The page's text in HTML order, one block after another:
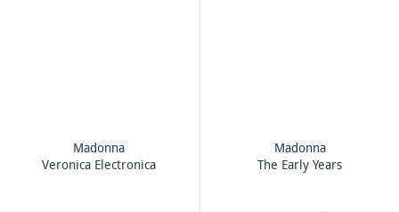
Madonna
Veronica Electronica
Madonna
The Early Years